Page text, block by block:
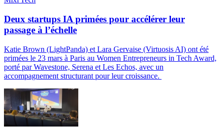
Deux startups IA primées pour accélérer leur
passage à l’échelle
Katie Brown (LightPanda) et Lara Gervaise (Virtuosis AI) ont été
primées le 23 mars à Paris au Women Entrepreneurs in Tech Award,
porté par Wavestone, Serena et Les Echos, avec un
accompagnement structurant pour leur croissance.